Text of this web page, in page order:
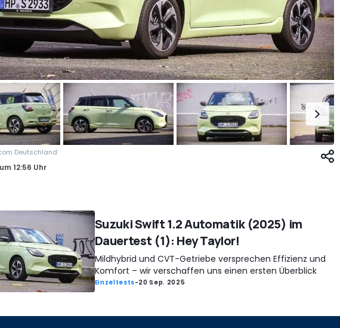
Deutschland
um12:56 Uhr
Suzuki Swift 1.2 Automatik (2025) im
Dauertest (1): Hey Taylor!
Mildhybrid und CVT-Getriebe versprechen Effizienz und
Komfort – wir verschaffen uns einen ersten Überblick
Einzeltests-20 Sep. 2025